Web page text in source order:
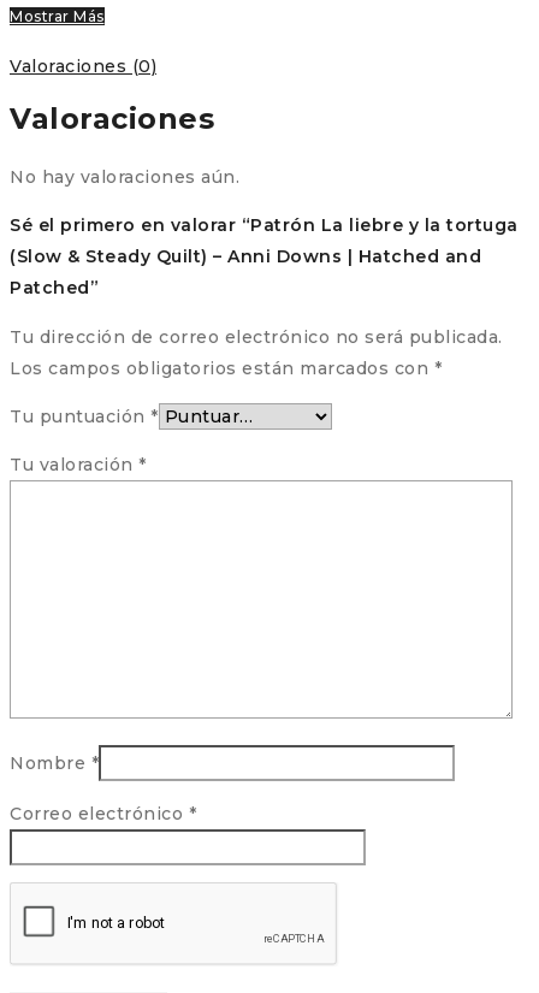
Mostrar Más
Valoraciones (0)
Valoraciones
No hay valoraciones aún.
Sé el primero en valorar “Patrón La liebre y la tortuga
(Slow & Steady Quilt) – Anni Downs | Hatched and
Patched”
Tu dirección de correo electrónico no será publicada.
Los campos obligatorios están marcados con *
Tu puntuación *
Tu valoración *
Nombre *
Correo electrónico *